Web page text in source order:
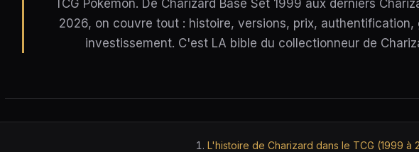
TCG Pokémon. De Charizard Base Set 1999 aux derniers
2026, on couvre tout : histoire, versions, prix, authentification,
investissement. C'est LA bible du collectionneur de
L'histoire de Charizard dans le TCG (1999 à